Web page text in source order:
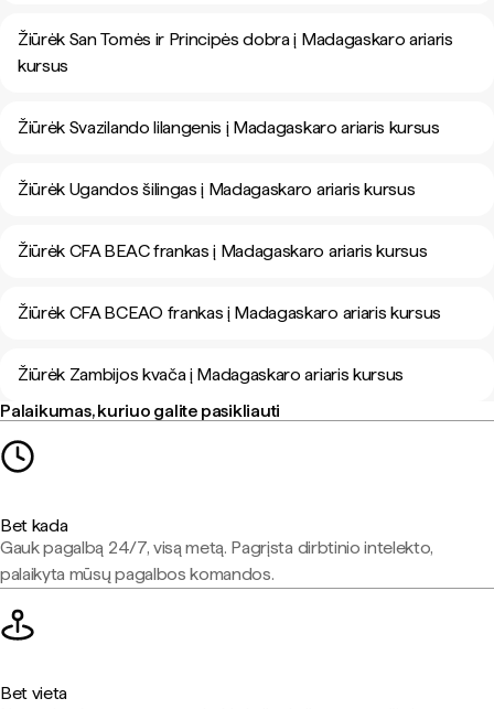
Žiūrėk San Tomės ir Principės dobra į Madagaskaro ariaris
kursus
Žiūrėk Svazilando lilangenis į Madagaskaro ariaris kursus
Žiūrėk Ugandos šilingas į Madagaskaro ariaris kursus
Žiūrėk CFA BEAC frankas į Madagaskaro ariaris kursus
Žiūrėk CFA BCEAO frankas į Madagaskaro ariaris kursus
Žiūrėk Zambijos kvača į Madagaskaro ariaris kursus
Palaikumas, kuriuo galite pasikliauti
Bet kada
Gauk pagalbą 24/7, visą metą. Pagrįsta dirbtinio intelekto,
palaikyta mūsų pagalbos komandos.
Bet vieta